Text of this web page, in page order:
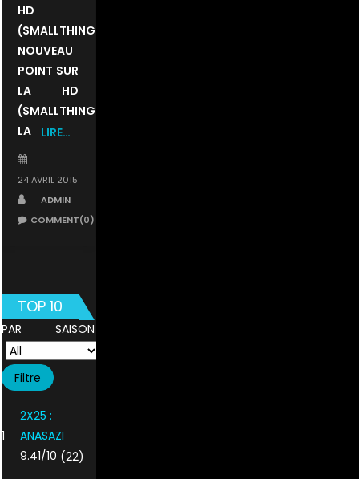
HD
(SMALLTHINGS)
NOUVEAU
POINT SUR
LA HD
(SMALLTHINGS)
LA
LIRE…
ON
24 AVRIL 2015
AUTHOR
ADMIN
COMMENT(0)
TOP 10
PAR SAISON
1
2X25 :
ANASAZI
9.41/10 (22)